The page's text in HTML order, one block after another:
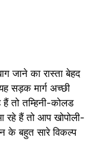
जाने का रास्ता बेहद
सड़क मार्ग अच्छी
तो तम्हिनी-कोलड
हैं तो आप खोपोली-
के बहुत सारे विकल्प